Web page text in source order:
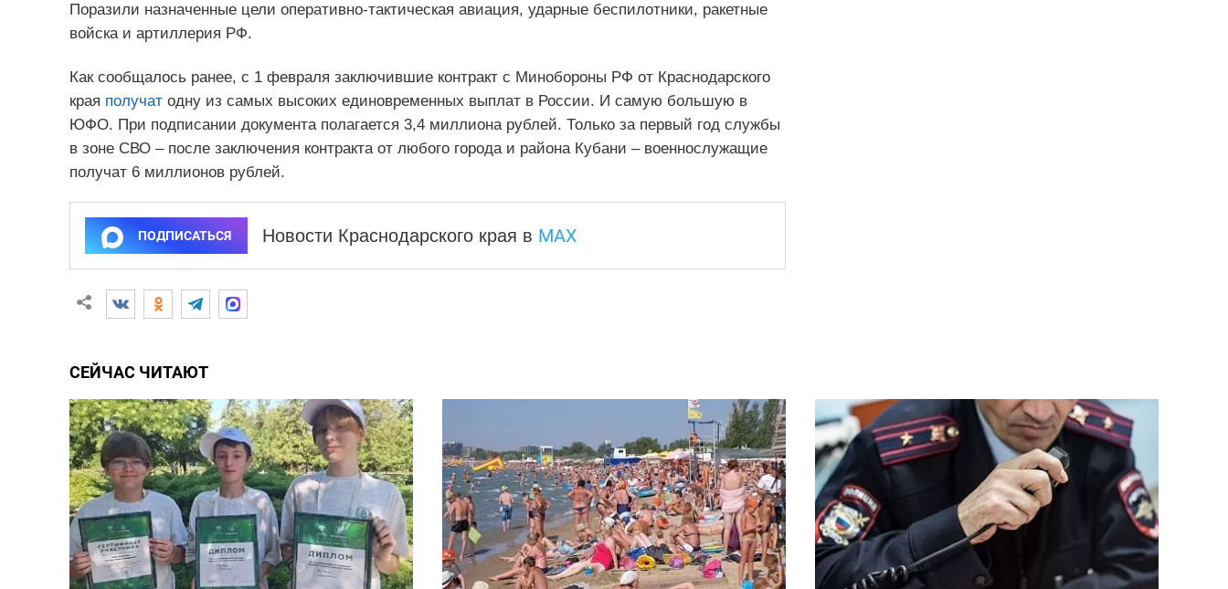
Поразили назначенные цели оперативно-тактическая авиация, ударные беспилотники, ракетные
войска и артиллерия РФ.
Как сообщалось ранее, с 1 февраля заключившие контракт с Минобороны РФ от Краснодарского
края получатодну из самых высоких единовременных выплат в России. И самую большую в
ЮФО. При подписании документа полагается 3,4 миллиона рублей. Только за первый год службы
в зоне СВО – после заключения контракта от любого города и района Кубани – военнослужащие
получат 6 миллионов рублей.
ПОДПИСАТЬСЯ Новости Краснодарского края в MAX
СЕЙЧАС ЧИТАЮТ